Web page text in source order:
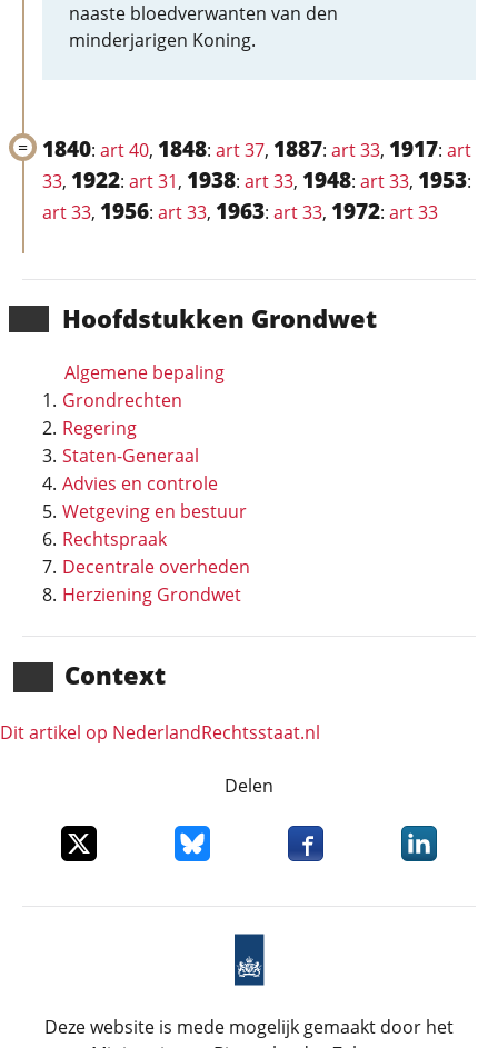
Hoofd­stukken Grondwet
Algemene bepaling
Grondrechten
Regering
Staten-Generaal
Advies en controle
Wetgeving en bestuur
Rechtspraak
Decentrale overheden
Herziening Grondwet
Context
Dit artikel op NederlandRechts­staat.nl
naaste bloedverwanten van den
minderjarigen Koning.
1840: art 40, 1848: art 37, 1887: art 33, 1917: art
33, 1922: art 31, 1938: art 33, 1948: art 33, 1953:
art 33, 1956: art 33, 1963: art 33, 1972: art 33
Delen
Deel dit item op XDeel dit item op Bluesky
Deel dit item opDeel dit
Deze website is mede mogelijk gemaakt door het